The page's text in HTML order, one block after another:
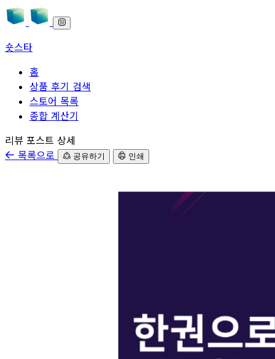
숏스타
홈
상품 후기 검색
스토어 목록
종합 계산기
본문으로 바로가기
리뷰 포스트 상세
목록으로
공유하기 인쇄